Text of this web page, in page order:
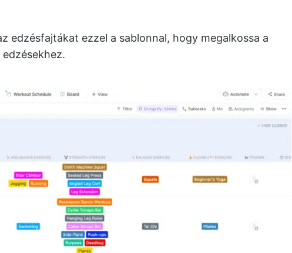
edzésfajtákat ezzel a sablonnal, hogy megalkossa a